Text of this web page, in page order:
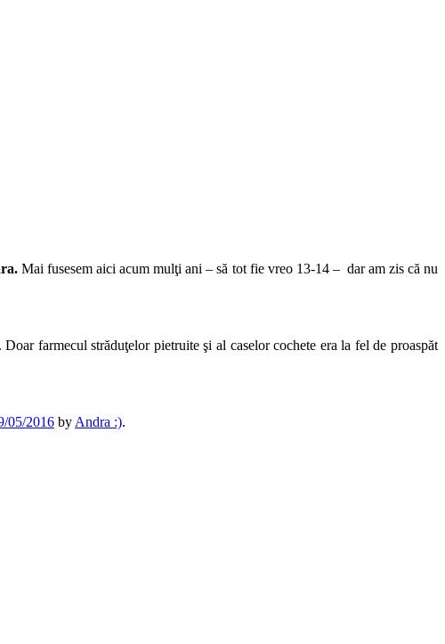
Mai fusesem aici acum mulţi ani – să tot fie vreo 13-14 – dar am zis că nu
farmecul străduţelor pietruite şi al caselor cochete era la fel de proaspăt
05/2016 by Andra :).